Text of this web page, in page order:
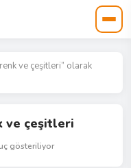
ve çeşitleri” olarak
ve çeşitleri
gösteriliyor